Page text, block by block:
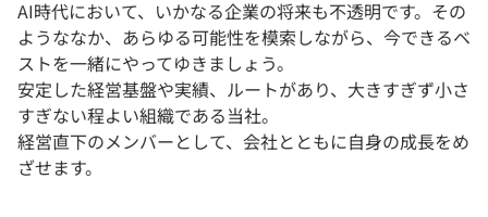
AI時代において、いかなる企業の将来も不透明です。その
ようななか、あらゆる可能性を模索しながら、今できるベ
ストを一緒にやってゆきましょう。
安定した経営基盤や実績、ルートがあり、大きすぎず小さ
すぎない程よい組織である当社。
経営直下のメンバーとして、会社とともに自身の成長をめ
ざせます。